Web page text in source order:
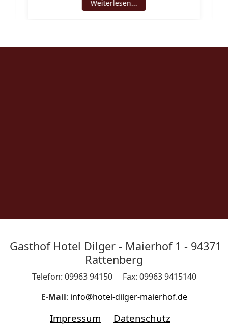
Weiterlesen...
Gasthof Hotel Dilger - Maierhof 1 - 94371
Rattenberg
Telefon: 09963 94150 Fax: 09963 9415140
E-Mail: info@hotel-dilger-maierhof.de
Impressum Datenschutz